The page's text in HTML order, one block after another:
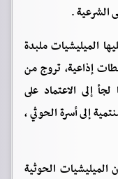
الشرعية .
الميليشيات ملبدة
إذاعية، تروج من
إلى الاعتماد على
إلى أسرة الحوثي ،
الحوثية